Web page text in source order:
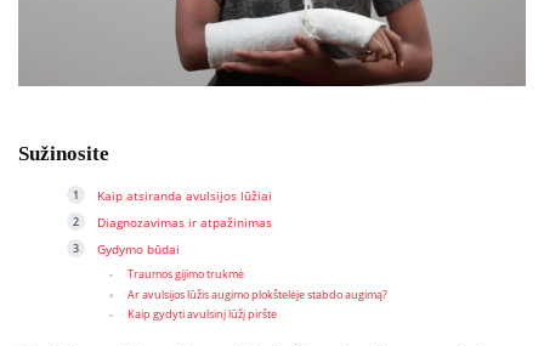
Sužinosite
Kaip atsiranda avulsijos lūžiai
Diagnozavimas ir atpažinimas
Gydymo būdai
Traumos gijimo trukmė
Ar avulsijos lūžis augimo plokštelėje stabdo augimą?
Kaip gydyti avulsinį lūžį piršte